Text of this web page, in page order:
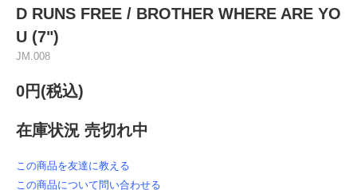
D RUNS FREE / BROTHER WHERE ARE YO
U (7")
JM.008
0円(税込)
在庫状況 売切れ中
この商品を友達に教える
この商品について問い合わせる